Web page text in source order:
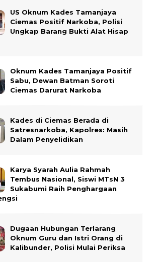
US Oknum Kades Tamanjaya
Ciemas Positif Narkoba, Polisi
Ungkap Barang Bukti Alat Hisap
Oknum Kades Tamanjaya Positif
Sabu, Dewan Batman Soroti
Ciemas Darurat Narkoba
Kades di Ciemas Berada di
Satresnarkoba, Kapolres: Masih
Dalam Penyelidikan
Karya Syarah Aulia Rahmah
Tembus Nasional, Siswi MTsN 3
Sukabumi Raih Penghargaan
Dugaan Hubungan Terlarang
Oknum Guru dan Istri Orang di
Kalibunder, Polisi Mulai Periksa